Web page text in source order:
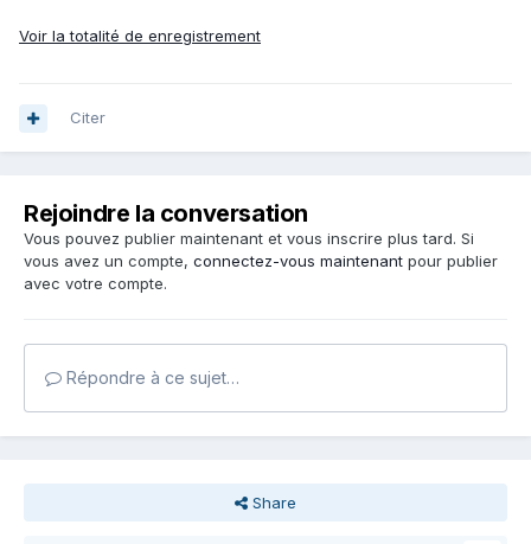
Voir la totalité de enregistrement
Citer
Rejoindre la conversation
Vous pouvez publier maintenant et vous inscrire plus tard. Si
vous avez un compte, connectez-vous maintenant pour publier
avec votre compte.
Répondre à ce sujet…
Share